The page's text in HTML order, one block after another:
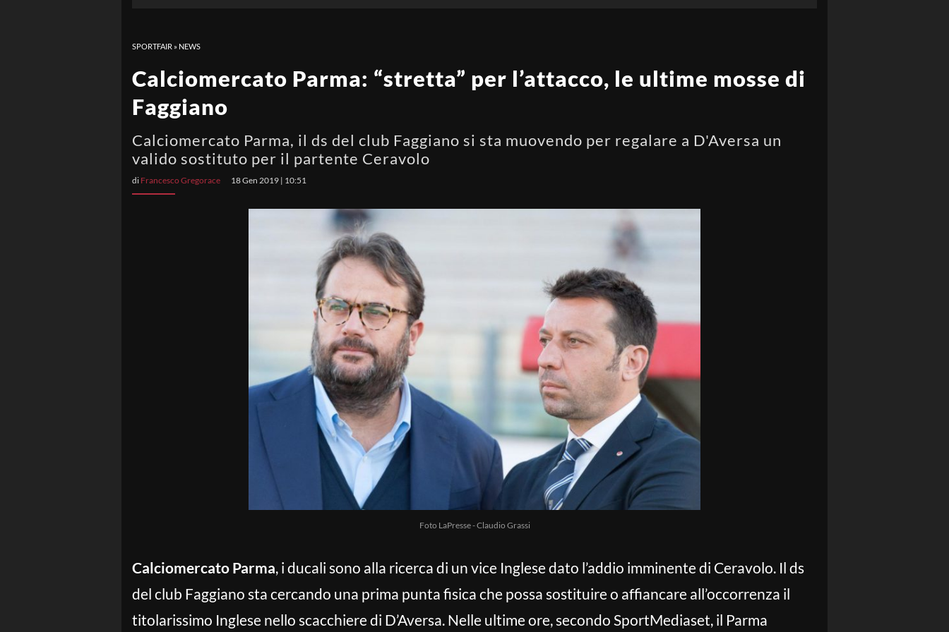
SPORTFAIR » NEWS
Calciomercato Parma: “stretta” per l’attacco, le ultime mosse di
Faggiano
Calciomercato Parma, il ds del club Faggiano si sta muovendo per regalare a D'Aversa un
valido sostituto per il partente Ceravolo
di Francesco Gregorace 18 Gen 2019 | 10:51
Foto LaPresse - Claudio Grassi
Calciomercato Parma, i ducali sono alla ricerca di un vice Inglese dato l’addio imminente di Ceravolo. Il ds
del club Faggiano sta cercando una prima punta fisica che possa sostituire o affiancare all’occorrenza il
titolarissimo Inglese nello scacchiere di D’Aversa. Nelle ultime ore, secondo SportMediaset, il Parma